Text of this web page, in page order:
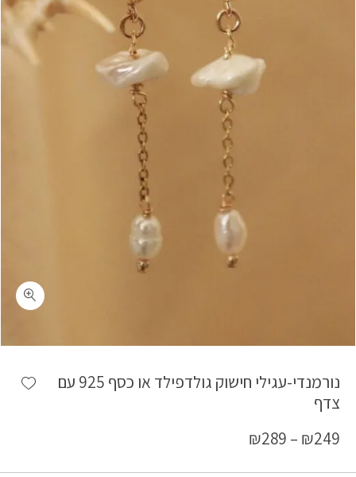
נורמנדי-עגילי חישוק גולדפילד או כסף 925 עם
צדף
₪249
–
₪289